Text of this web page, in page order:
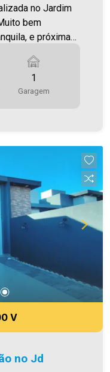
no Jardim
e próxima
(com lustre) -
estar) - 01 suíte
e suíte - com
-
o seu novo lar
verdadeiras,
de corrigir
bem
Fotos
1
Garagem
V
no Jd